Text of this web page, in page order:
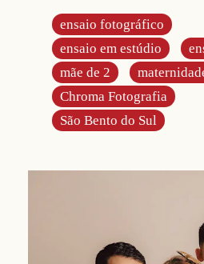
ensaio fotográfico
ensaio em estúdio
mãe de 2
Chroma Fotografia
São Bento do Sul